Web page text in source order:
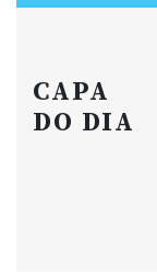
CAPA
DO DIA